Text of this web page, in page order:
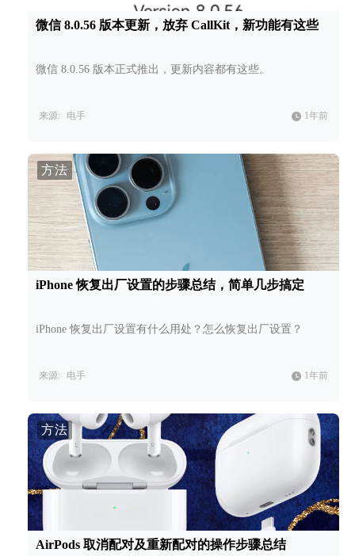
微信 8.0.56 版本更新，放弃 CallKit，新功能有这些
微信 8.0.56 版本正式推出，更新内容都有这些。
来源: 电手 1年前
方法
iPhone 恢复出厂设置的步骤总结，简单几步搞定
iPhone 恢复出厂设置有什么用处？怎么恢复出厂设置？
来源: 电手 1年前
方法
AirPods 取消配对及重新配对的操作步骤总结